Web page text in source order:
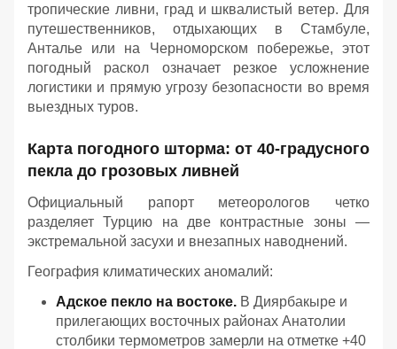
тропические ливни, град и шквалистый ветер. Для
путешественников, отдыхающих в Стамбуле,
Анталье или на Черноморском побережье, этот
погодный раскол означает резкое усложнение
логистики и прямую угрозу безопасности во время
выездных туров.
Карта погодного шторма: от 40-градусного
пекла до грозовых ливней
Официальный рапорт метеорологов четко
разделяет Турцию на две контрастные зоны —
экстремальной засухи и внезапных наводнений.
География климатических аномалий:
Адское пекло на востоке. В Диярбакыре и
прилегающих восточных районах Анатолии
столбики термометров замерли на отметке +40